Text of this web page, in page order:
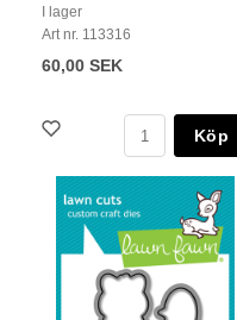
I lager
Art nr. 113316
60,00 SEK
Köp